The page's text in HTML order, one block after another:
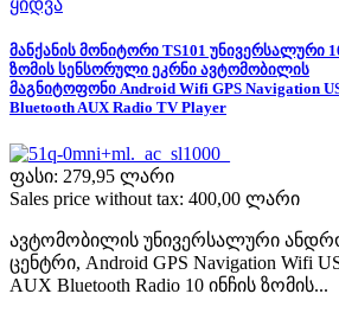
მანქანის მონიტორი TS101 უნივერსალური
ზომის სენსორული ეკრნი ავტომობილის
მაგნიტოფონი Android Wifi GPS Navigation
Bluetooth AUX Radio TV Player
ფასი: 279,95 ლარი
Sales price without tax: 400,00 ლარი
ავტომობილის უნივერსალური
ცენტრი, Android GPS Navigation Wifi
AUX Bluetooth Radio 10 ინჩის ზომის...